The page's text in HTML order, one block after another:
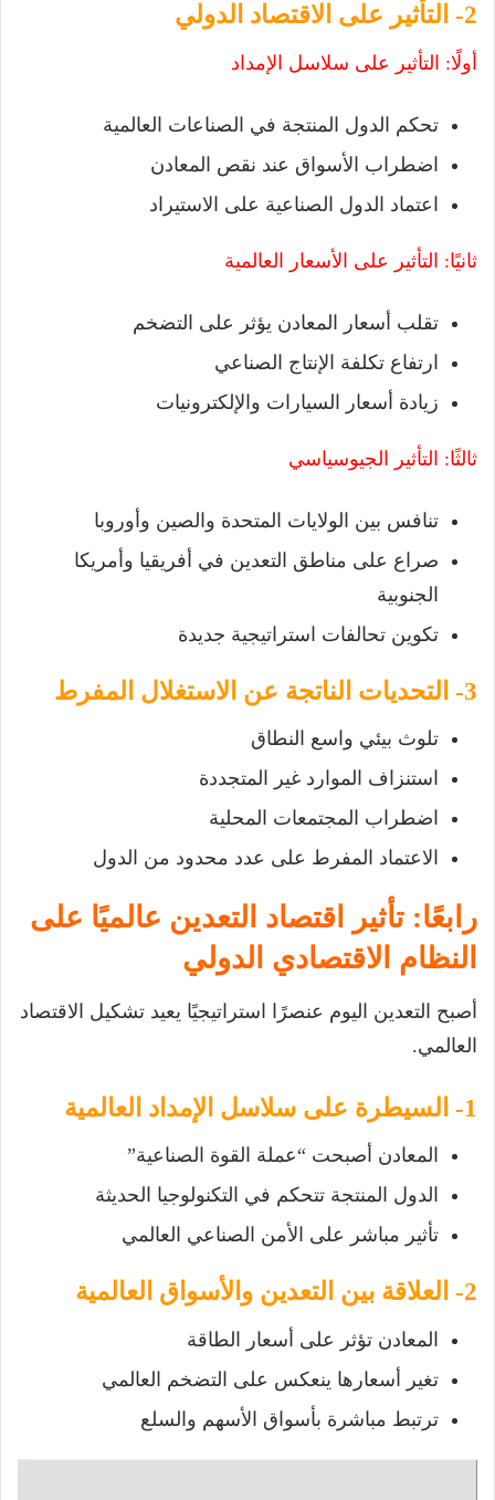
2- التأثير على الاقتصاد الدولي
أولًا: التأثير على سلاسل الإمداد
تحكم الدول المنتجة في الصناعات العالمية
اضطراب الأسواق عند نقص المعادن
اعتماد الدول الصناعية على الاستيراد
ثانيًا: التأثير على الأسعار العالمية
تقلب أسعار المعادن يؤثر على التضخم
ارتفاع تكلفة الإنتاج الصناعي
زيادة أسعار السيارات والإلكترونيات
ثالثًا: التأثير الجيوسياسي
تنافس بين الولايات المتحدة والصين وأوروبا
صراع على مناطق التعدين في أفريقيا وأمريكا
الجنوبية
تكوين تحالفات استراتيجية جديدة
3- التحديات الناتجة عن الاستغلال المفرط
تلوث بيئي واسع النطاق
استنزاف الموارد غير المتجددة
اضطراب المجتمعات المحلية
الاعتماد المفرط على عدد محدود من الدول
رابعًا: تأثير اقتصاد التعدين عالميًا على
النظام الاقتصادي الدولي
أصبح التعدين اليوم عنصرًا استراتيجيًا يعيد تشكيل الاقتصاد
العالمي.
1- السيطرة على سلاسل الإمداد العالمية
المعادن أصبحت “عملة القوة الصناعية”
الدول المنتجة تتحكم في التكنولوجيا الحديثة
تأثير مباشر على الأمن الصناعي العالمي
2- العلاقة بين التعدين والأسواق العالمية
المعادن تؤثر على أسعار الطاقة
تغير أسعارها ينعكس على التضخم العالمي
ترتبط مباشرة بأسواق الأسهم والسلع